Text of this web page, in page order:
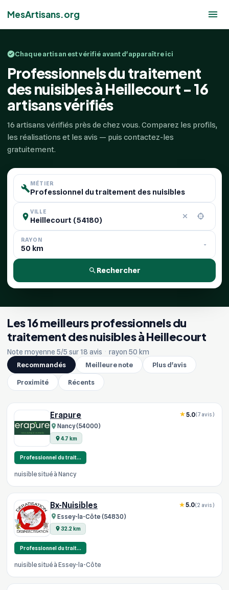
MesArtisans.org
Chaque artisan est vérifié avant d'apparaître ici
Professionnels du traitement
des nuisibles à Heillecourt - 16
artisans vérifiés
16 artisans vérifiés près de chez vous. Comparez les profils,
les réalisations et les avis — puis contactez-les
gratuitement.
MÉTIER
VILLE
RAYON
Rechercher
Les 16 meilleurs professionnels du
traitement des nuisibles à Heillecourt
Note moyenne 5/5 sur 18 avis · rayon 50 km
Recommandés
Meilleure note Plus d'avis
Proximité Récents
Erapure
Nancy (54000)
4.7 km
5.0(7 avis)
Professionnel du trait…
nuisible situé à Nancy
Bx-Nuisibles
Essey-la-Côte (54830)
32.2 km
5.0(2 avis)
Professionnel du trait…
nuisible situé à Essey-la-Côte